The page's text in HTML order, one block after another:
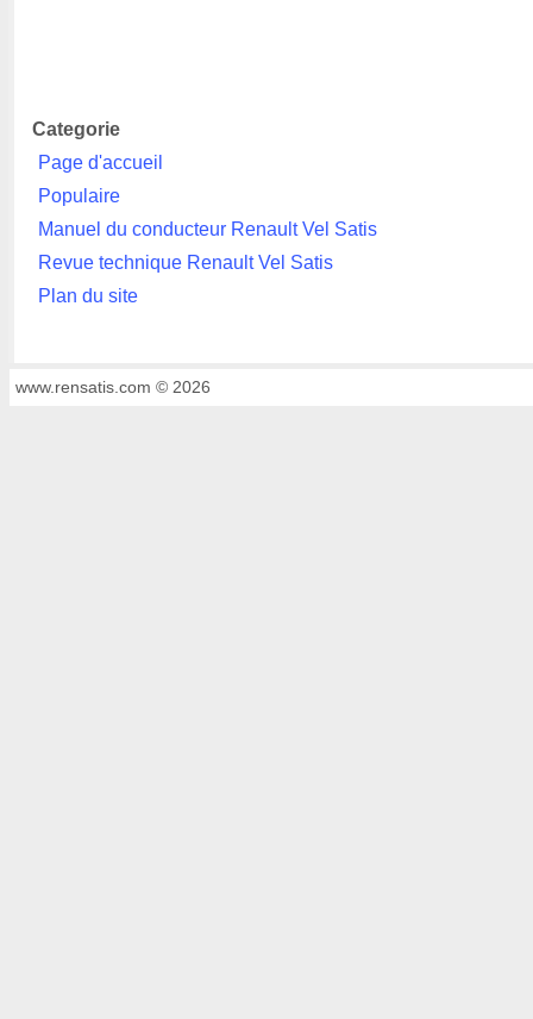
Categorie
Page d'accueil
Populaire
Manuel du conducteur Renault Vel Satis
Revue technique Renault Vel Satis
Plan du site
www.rensatis.com © 2026